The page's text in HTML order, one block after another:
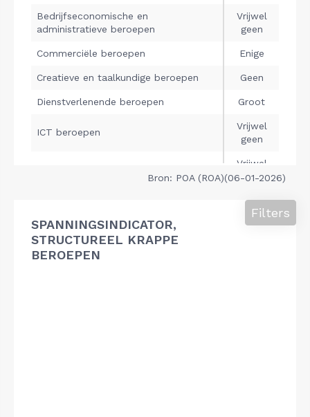
Bron: POA (ROA)(06-01-2026)
SPANNINGSINDICATOR,
STRUCTUREEL KRAPPE
BEROEPEN
Filters